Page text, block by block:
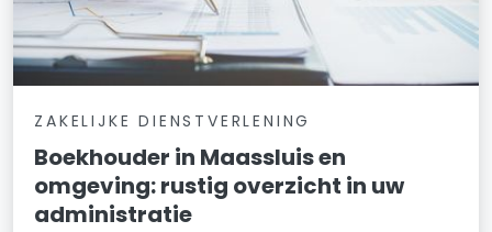
ZAKELIJKE DIENSTVERLENING
Boekhouder in Maassluis en
omgeving: rustig overzicht in uw
administratie